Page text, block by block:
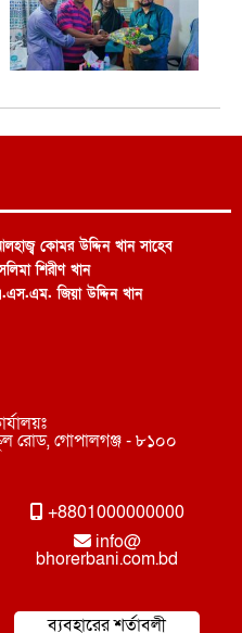
কোমর উদ্দিন খান সাহেব
শিরীণ খান
জিয়া উদ্দিন খান
রোড, গোপালগঞ্জ - ৮১০০
+8801000000000
info@
bhorerbani.com.bd
ব্যবহারের শর্তাবলী